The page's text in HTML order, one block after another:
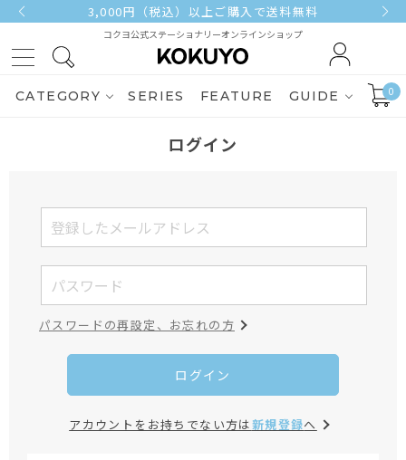
3,000円（税込）以上ご購入で送料無料
コクヨ公式ステーショナリーオンラインショップ
CATEGORY SERIES FEATURE GUIDE 0
ログイン
パスワードの再設定、お忘れの方
ログイン
アカウントをお持ちでない方は新規登録へ